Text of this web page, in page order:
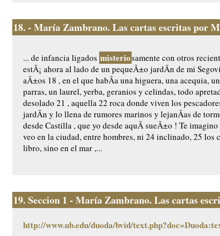
18. - María Zambrano. Las cartas escritas por
... de infancia ligados misteriosamente con otros
estÃ¡ ahora al lado de un pequeÃ±o jardÃ­n de mi
aÃ±os 18 , en el que habÃ­a una higuera, una acequia,
parras, un laurel, yerba, geranios y celindas, todo
desolado 21 , aquella 22 roca donde viven los
jardÃ­n y lo llena de rumores marinos y lejanÃ­as de
desde Castilla , que yo desde aquÃ­ sueÃ±o ! Te
veo en la ciudad, entre hombres, ni 24 inclinado, 25 los
libro, sino en el mar ,...
19. Seccion 1 - María Zambrano. Las cartas
http://www.ub.edu/duoda/bvid/